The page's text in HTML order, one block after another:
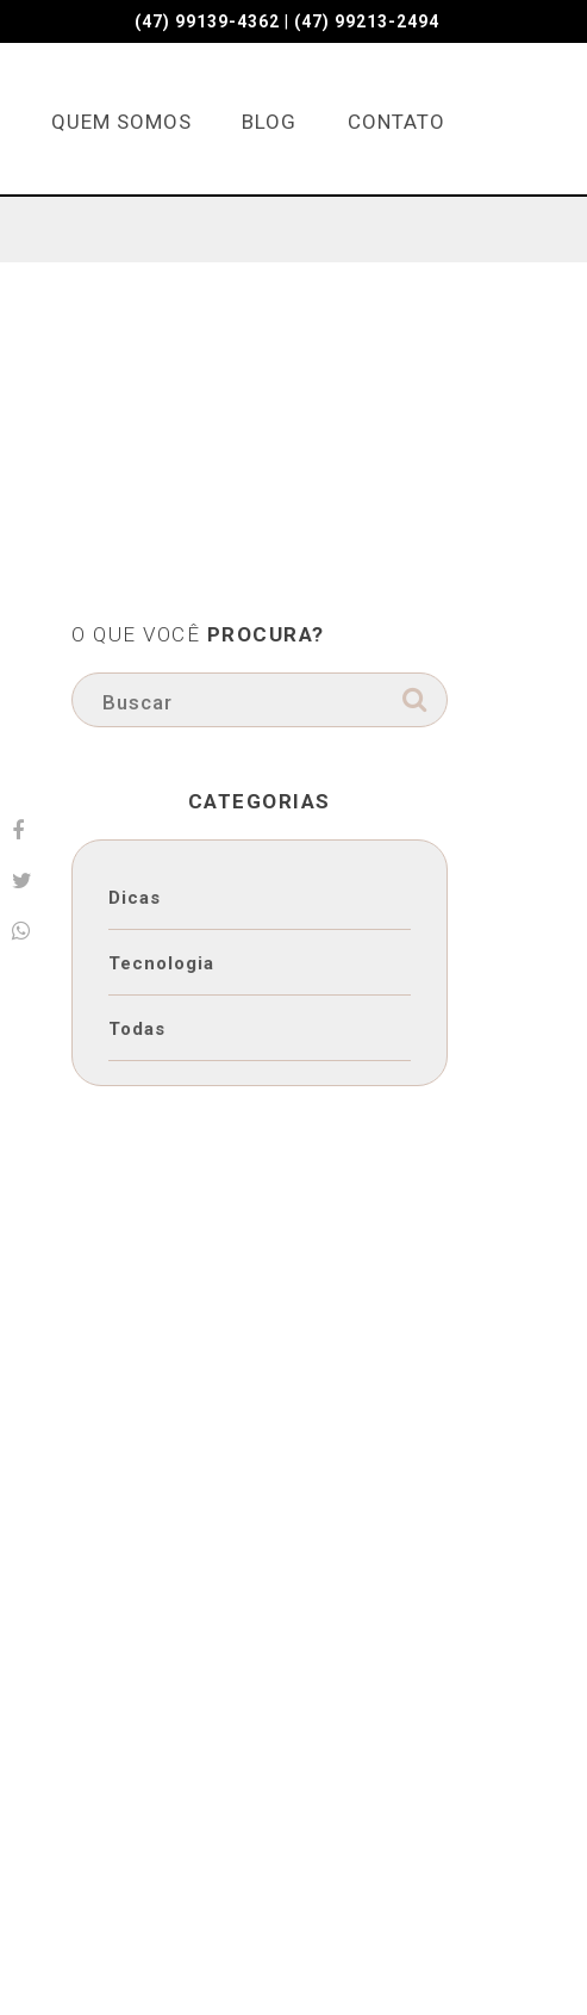
(47) 99139-4362 (47) 99213-2494
QUEM SOMOS BLOG CONTATO
O QUE VOCÊ PROCURA?
CATEGORIAS
Dicas
Tecnologia
Todas